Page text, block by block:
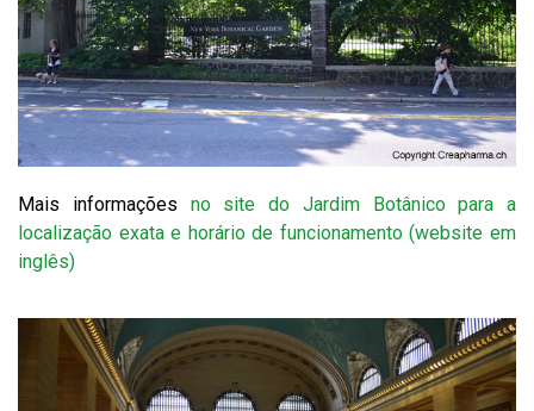
Mais informações no site do Jardim Botânico para a
localização exata e horário de funcionamento (website em
inglês)